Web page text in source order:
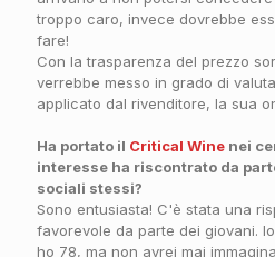
troppo caro, invece dovrebbe
fare!
Con la trasparenza del prezzo
verrebbe messo in grado di
applicato dal rivenditore, la sua
Ha portato il Critical Wine nei
interesse ha riscontrato da
sociali stessi?
Sono entusiasta! C'è stata una
favorevole da parte dei giovani.
ho 78, ma non avrei mai